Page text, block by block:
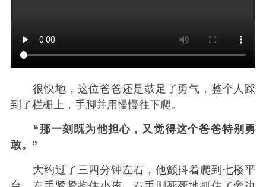
很快地，这位爸爸还是鼓足了勇气，整个人踩
到了栏栅上，手脚并用慢慢往下爬。
“那一刻既为他担心，又觉得这个爸爸特别勇
敢。”
大约过了三四分钟左右，他颤抖着爬到七楼平